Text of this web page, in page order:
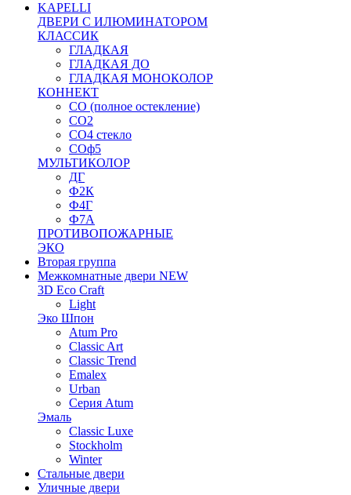
KAPELLI
ДВЕРИ С ИЛЮМИНАТОРОМ
КЛАССИК
ГЛАДКАЯ
ГЛАДКАЯ ДО
ГЛАДКАЯ МОНОКОЛОР
КОННЕКТ
СО (полное остекление)
СО2
СО4 стекло
СОф5
МУЛЬТИКОЛОР
ДГ
Ф2К
Ф4Г
Ф7А
ПРОТИВОПОЖАРНЫЕ
ЭКО
Вторая группа
Межкомнатные двери NEW
3D Eco Craft
Light
Эко Шпон
Atum Pro
Classic Art
Classic Trend
Emalex
Urban
Серия Atum
Эмаль
Classic Luxe
Stockholm
Winter
Стальные двери
Уличные двери